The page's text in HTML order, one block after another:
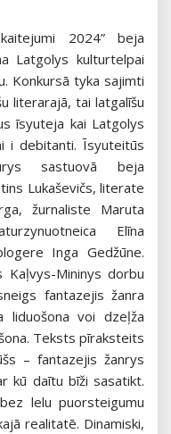
2024” beja
Latgolys kulturtelpai
Konkursā tyka sajimti
literarajā, tai latgalīšu
īsyuteja kai Latgolys
i debitanti. Īsyuteitūs
sastuovā beja
Lukaševičs, literate
žurnaliste Maruta
Elīna
Inga Gedžūne.
Mininys dorbu
fantazejis žanra
voi dzeļža
Teksts pīraksteits
– fantazejis žanrys
kū daītu bīži sasatikt.
lelu puorsteigumu
realitatē. Dinamiski,